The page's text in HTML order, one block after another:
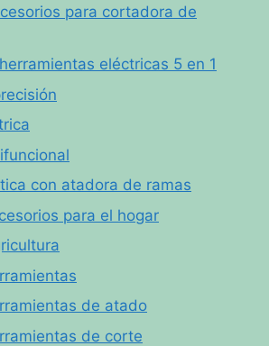
para cortadora de
eléctricas 5 en 1
con atadora de ramas
para el hogar
de atado
de corte